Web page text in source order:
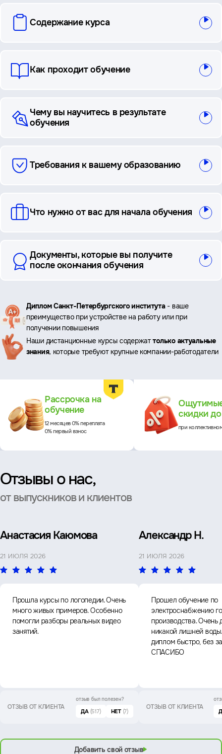
вопросы
Содержание курса
Как проходит обучение
Чему вы научитесь в результате
обучения
Требования к вашему образованию
Что нужно от вас для начала обучения
Документы, которые вы получите
после окончания обучения
Ключевые
преимущества
Диплом Санкт-Петербургского института- ваше
преимущество при устройстве на работу или при
получении повышения
Наши дистанционные курсы содержаттолько актуальные
знания, которые требуют крупные компании-работодатели
Рассрочка на
обучение
12 месяцев 0% переплата
0% первый взнос
скидки
при
Отзывы о нас,
от выпускников и клиентов
Анастасия Каюмова
21 ИЮЛЯ 2026
Прошла курсы по логопедии. Очень
много живых примеров. Особенно
помогли разборы реальных видео
занятий.
ОТЗЫВ ОТ КЛИЕНТА
отзыв был полезен?
ДА (517) НЕТ (7)
Александр Н.
21 ИЮЛЯ 2026
Прошел обучение по
электроснабжению
производства. Очень
никакой лишней
диплом быстро, без
СПАСИБО
ОТЗЫВ ОТ КЛИЕНТА
Добавить свой отзыв